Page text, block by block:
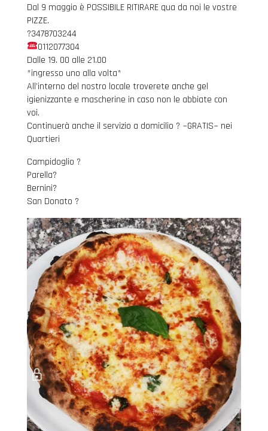
Dal 9 maggio è POSSIBILE RITIRARE qua da noi le vostre
PIZZE.
?3478703244
0112077304
Dalle 19. 00 alle 21.00
*ingresso uno alla volta*
All’interno del nostro locale troverete anche gel
igienizzante e mascherine in caso non le abbiate con
voi.
Continuerà anche il servizio a domicilio ? ~GRATIS~ nei
Quartieri
Campidoglio ?
Parella?
Bernini?
San Donato ?